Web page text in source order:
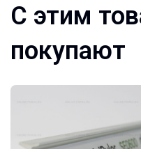
С этим
покупают